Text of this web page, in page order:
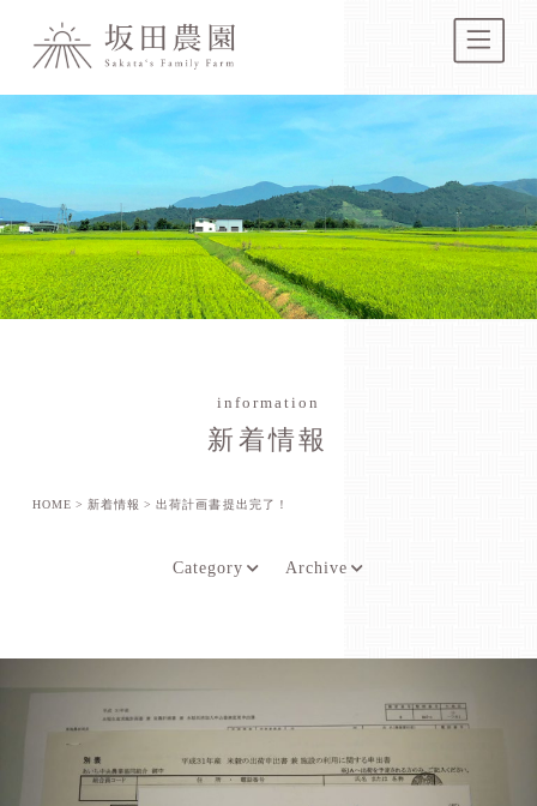
information
新着情報
HOME 新着情報 出荷計画書提出完了！
Category Archive